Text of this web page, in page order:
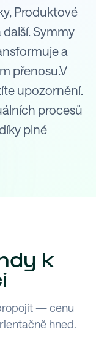
Produktové
Symmy
a
přenosu.V
upozornění.
procesů
plné
k
— cenu
hned.